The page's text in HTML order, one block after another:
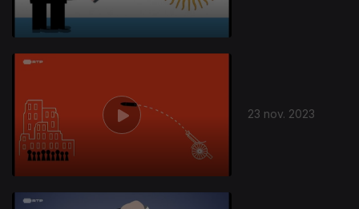
23 nov. 2023